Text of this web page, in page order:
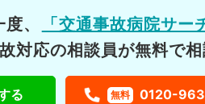
、 「交通事故病院サー
対応の相談員が無料で相
る 無料 0120-